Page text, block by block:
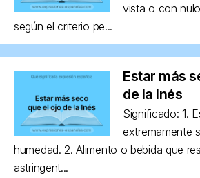
vista o con
según el criterio pe...
Estar más
de la Inés
Significado: 1.
extremamente
humedad. 2. Alimento o bebida que
astringent...